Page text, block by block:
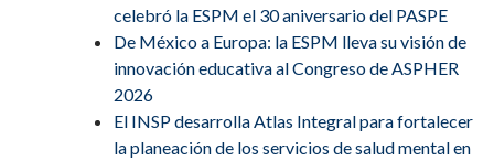
celebró la ESPM el 30 aniversario del PASPE
De México a Europa: la ESPM lleva su visión de
innovación educativa al Congreso de ASPHER
2026
El INSP desarrolla Atlas Integral para fortalecer
la planeación de los servicios de salud mental en